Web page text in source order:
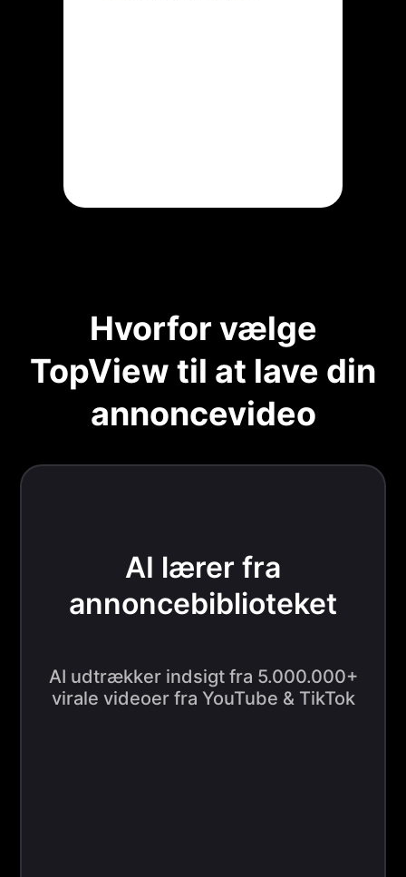
Hvorfor vælge
TopView til at lave din
annoncevideo
AI lærer fra
annoncebiblioteket
AI udtrækker indsigt fra 5.000.000+
virale videoer fra YouTube & TikTok